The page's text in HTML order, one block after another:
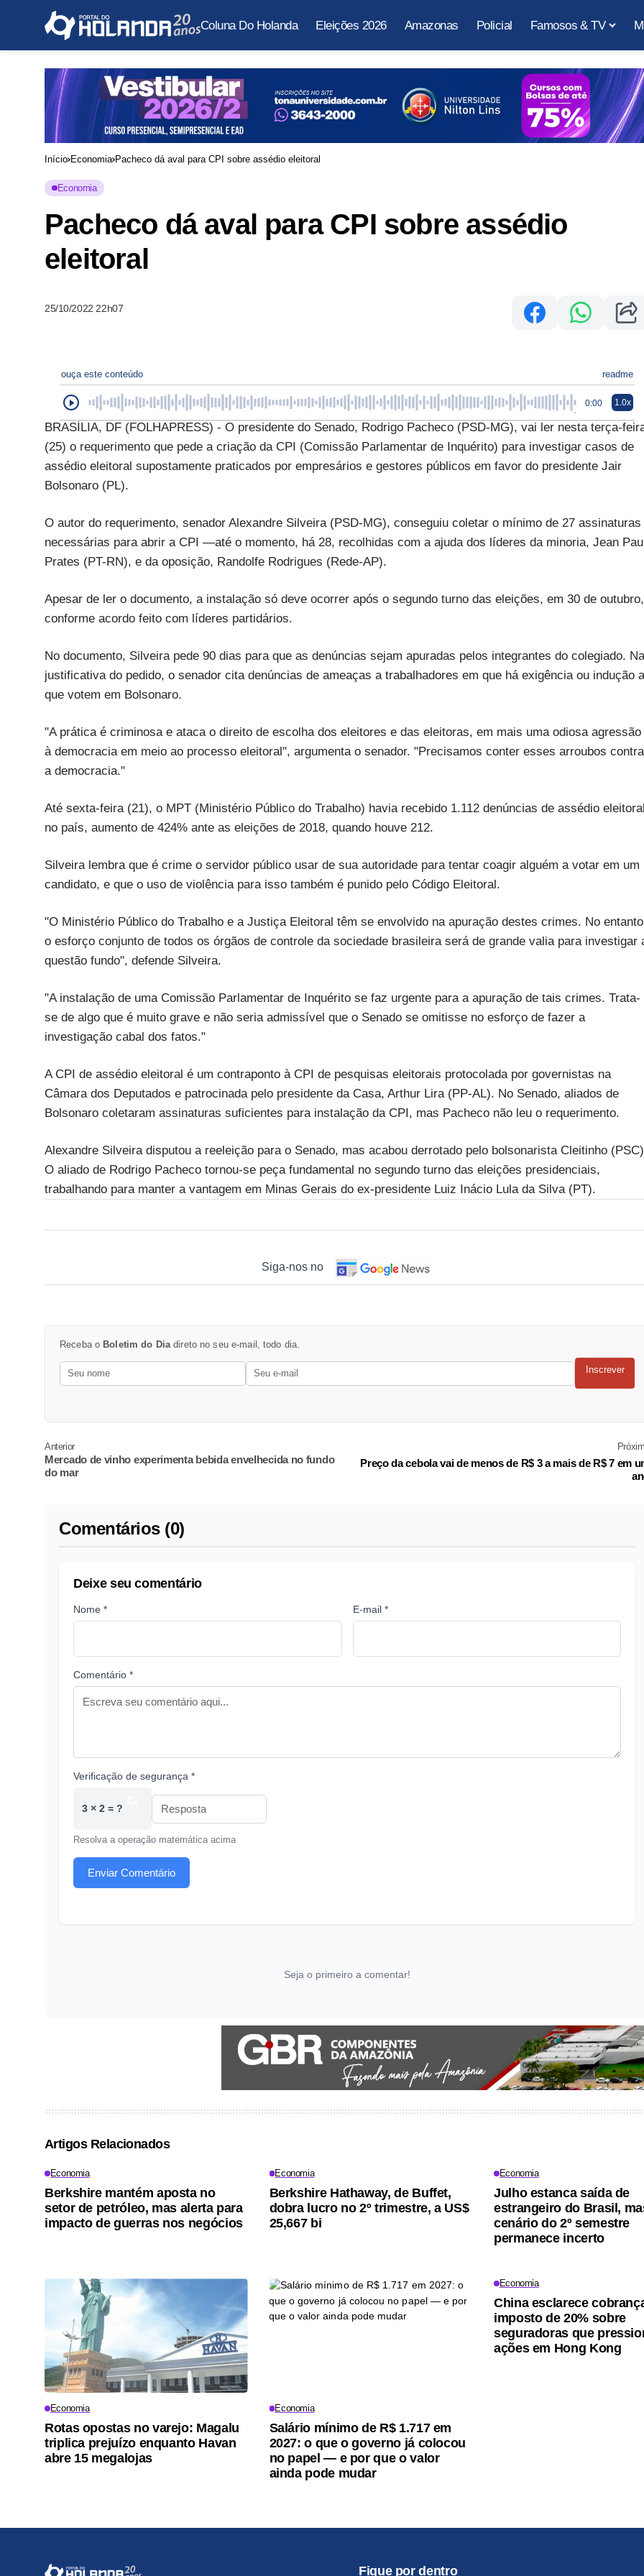
Coluna Do Holanda Eleições 2026 Amazonas Policial Famosos & TV
Início Economia Pacheco dá aval para CPI sobre assédio eleitoral
Economia
Pacheco dá aval para CPI sobre assédio
eleitoral
25/10/2022 22h07
ouça este conteúdo readme
0:00 1.0x
BRASÍLIA, DF (FOLHAPRESS) - O presidente do Senado, Rodrigo Pacheco (PSD-MG), vai ler nesta terça-
(25) o requerimento que pede a criação da CPI (Comissão Parlamentar de Inquérito) para investigar casos de
assédio eleitoral supostamente praticados por empresários e gestores públicos em favor do presidente Jair
Bolsonaro (PL).
O autor do requerimento, senador Alexandre Silveira (PSD-MG), conseguiu coletar o mínimo de 27 assinaturas
necessárias para abrir a CPI —até o momento, há 28, recolhidas com a ajuda dos líderes da minoria, Jean
Prates (PT-RN), e da oposição, Randolfe Rodrigues (Rede-AP).
Apesar de ler o documento, a instalação só deve ocorrer após o segundo turno das eleições, em 30 de outubro,
conforme acordo feito com líderes partidários.
No documento, Silveira pede 90 dias para que as denúncias sejam apuradas pelos integrantes do colegiado. Na
justificativa do pedido, o senador cita denúncias de ameaças a trabalhadores em que há exigência ou indução a
que votem em Bolsonaro.
"A prática é criminosa e ataca o direito de escolha dos eleitores e das eleitoras, em mais uma odiosa agressão
à democracia em meio ao processo eleitoral", argumenta o senador. "Precisamos conter esses arroubos contra
a democracia."
Até sexta-feira (21), o MPT (Ministério Público do Trabalho) havia recebido 1.112 denúncias de assédio eleitoral
no país, aumento de 424% ante as eleições de 2018, quando houve 212.
Silveira lembra que é crime o servidor público usar de sua autoridade para tentar coagir alguém a votar em um
candidato, e que o uso de violência para isso também é punido pelo Código Eleitoral.
"O Ministério Público do Trabalho e a Justiça Eleitoral têm se envolvido na apuração destes crimes. No
o esforço conjunto de todos os órgãos de controle da sociedade brasileira será de grande valia para investigar
questão fundo", defende Silveira.
"A instalação de uma Comissão Parlamentar de Inquérito se faz urgente para a apuração de tais crimes. Trata-
se de algo que é muito grave e não seria admissível que o Senado se omitisse no esforço de fazer a
investigação cabal dos fatos."
A CPI de assédio eleitoral é um contraponto à CPI de pesquisas eleitorais protocolada por governistas na
Câmara dos Deputados e patrocinada pelo presidente da Casa, Arthur Lira (PP-AL). No Senado, aliados de
Bolsonaro coletaram assinaturas suficientes para instalação da CPI, mas Pacheco não leu o requerimento.
Alexandre Silveira disputou a reeleição para o Senado, mas acabou derrotado pelo bolsonarista Cleitinho
O aliado de Rodrigo Pacheco tornou-se peça fundamental no segundo turno das eleições presidenciais,
trabalhando para manter a vantagem em Minas Gerais do ex-presidente Luiz Inácio Lula da Silva (PT).
Siga-nos no
Receba o Boletim do Dia direto no seu e-mail, todo dia.
Inscrever
Anterior
Mercado de vinho experimenta bebida envelhecida no fundo
do mar
Preço da cebola vai de menos de R$ 3 a mais de R$ 7 em
Comentários (0)
Deixe seu comentário
Nome * E-mail *
Comentário *
Verificação de segurança *
3 × 2 = ?
Resolva a operação matemática acima
Enviar Comentário
Seja o primeiro a comentar!
Artigos Relacionados
Economia
Berkshire mantém aposta no
setor de petróleo, mas alerta para
impacto de guerras nos negócios
Economia
Berkshire Hathaway, de Buffet,
dobra lucro no 2º trimestre, a US$
25,667 bi
Economia
Julho estanca saída de
estrangeiro do Brasil,
cenário do 2º semestre
permanece incerto
Economia
Rotas opostas no varejo: Magalu
triplica prejuízo enquanto Havan
abre 15 megalojas
Economia
Salário mínimo de R$ 1.717 em
2027: o que o governo já colocou
no papel — e por que o valor
ainda pode mudar
Economia
China esclarece
imposto de 20% sobre
seguradoras que
ações em Hong Kong
Fique por dentro